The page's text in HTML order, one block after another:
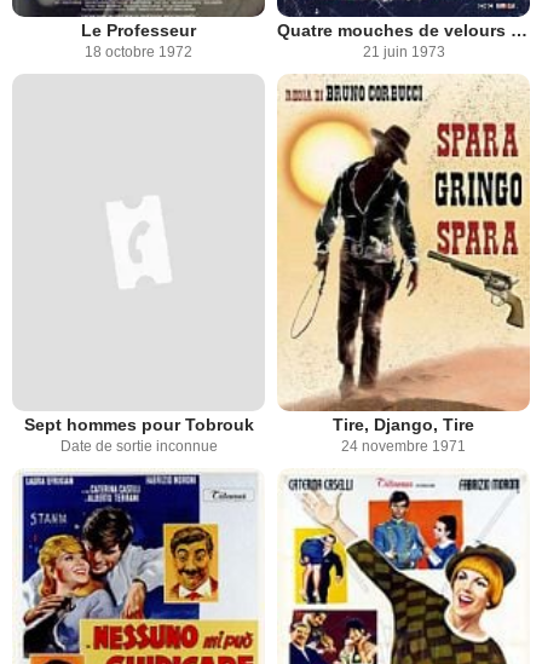
Le Professeur
18 octobre 1972
Quatre mouches de velours gris
21 juin 1973
Sept hommes pour Tobrouk
Date de sortie inconnue
Tire, Django, Tire
24 novembre 1971